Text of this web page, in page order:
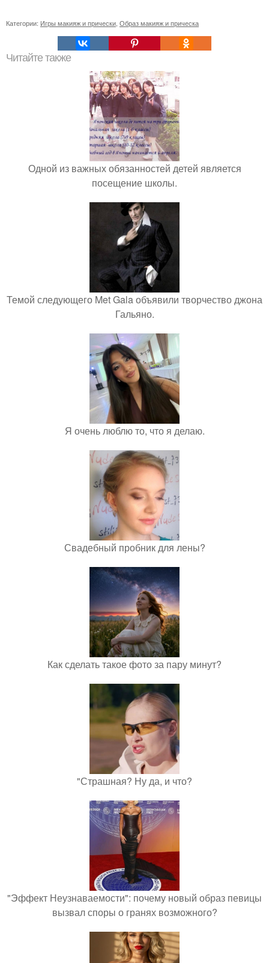
Категории: Игры макияж и прически Образ макияж и прическа
Читайте также
Одной из важных обязанностей детей является
посещение школы.
Темой следующего Met Gala объявили творчество джона
Гальяно.
Я очень люблю то, что я делаю.
Свадебный пробник для лены?
Как сделать такое фото за пару минут?
"Страшная? Ну да, и что?
"Эффект Неузнаваемости": почему новый образ певицы
вызвал споры о гранях возможного?